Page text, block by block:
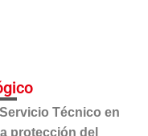
Servicio Técnico en
protección del